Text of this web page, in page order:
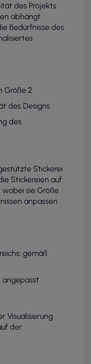
des Projekts
abhängt.
Bedürfnisse des
Größe 2
des Designs
des
Stickerei
Stickereien auf
sie Größe
anpassen
gemäß
angepasst
Visualisierung
der